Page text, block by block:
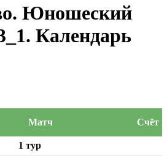
Юношеский
Календарь
Матч Счёт
1 тур